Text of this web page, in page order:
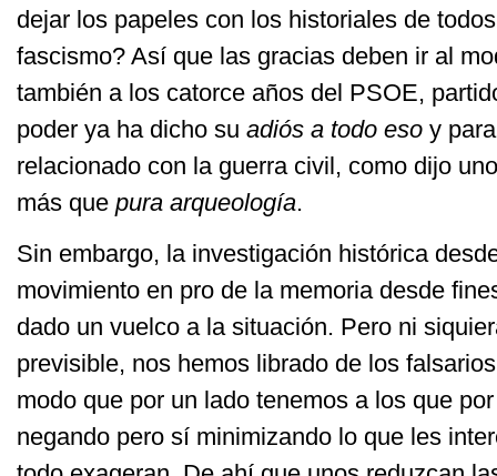
dejar los papeles con los historiales de
fascismo? Así que las gracias deben ir al
también a los catorce años del PSOE,
poder ya ha dicho su adiós a todo eso y
relacionado con la guerra civil, como dijo
más que pura arqueología.
Sin embargo, la investigación histórica
movimiento en pro de la memoria desde
dado un vuelco a la situación. Pero ni
previsible, nos hemos librado de los
modo que por un lado tenemos a los que
negando pero sí minimizando lo que les